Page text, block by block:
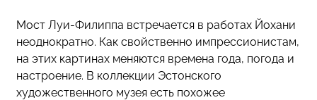
Мост Луи-Филиппа встречается в работах Йохани
неоднократно. Как свойственно импрессионистам,
на этих картинах меняются времена года, погода и
настроение. В коллекции Эстонского
художественного музея есть похожее